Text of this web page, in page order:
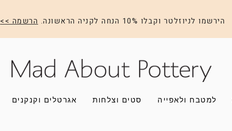
הירשמו לניוזלטר וקבלו 10% הנחה לקניה הראשונה. הרשמה >>
למטבח ולאפייה סטים וצלחות אגרטלים וקנקנים